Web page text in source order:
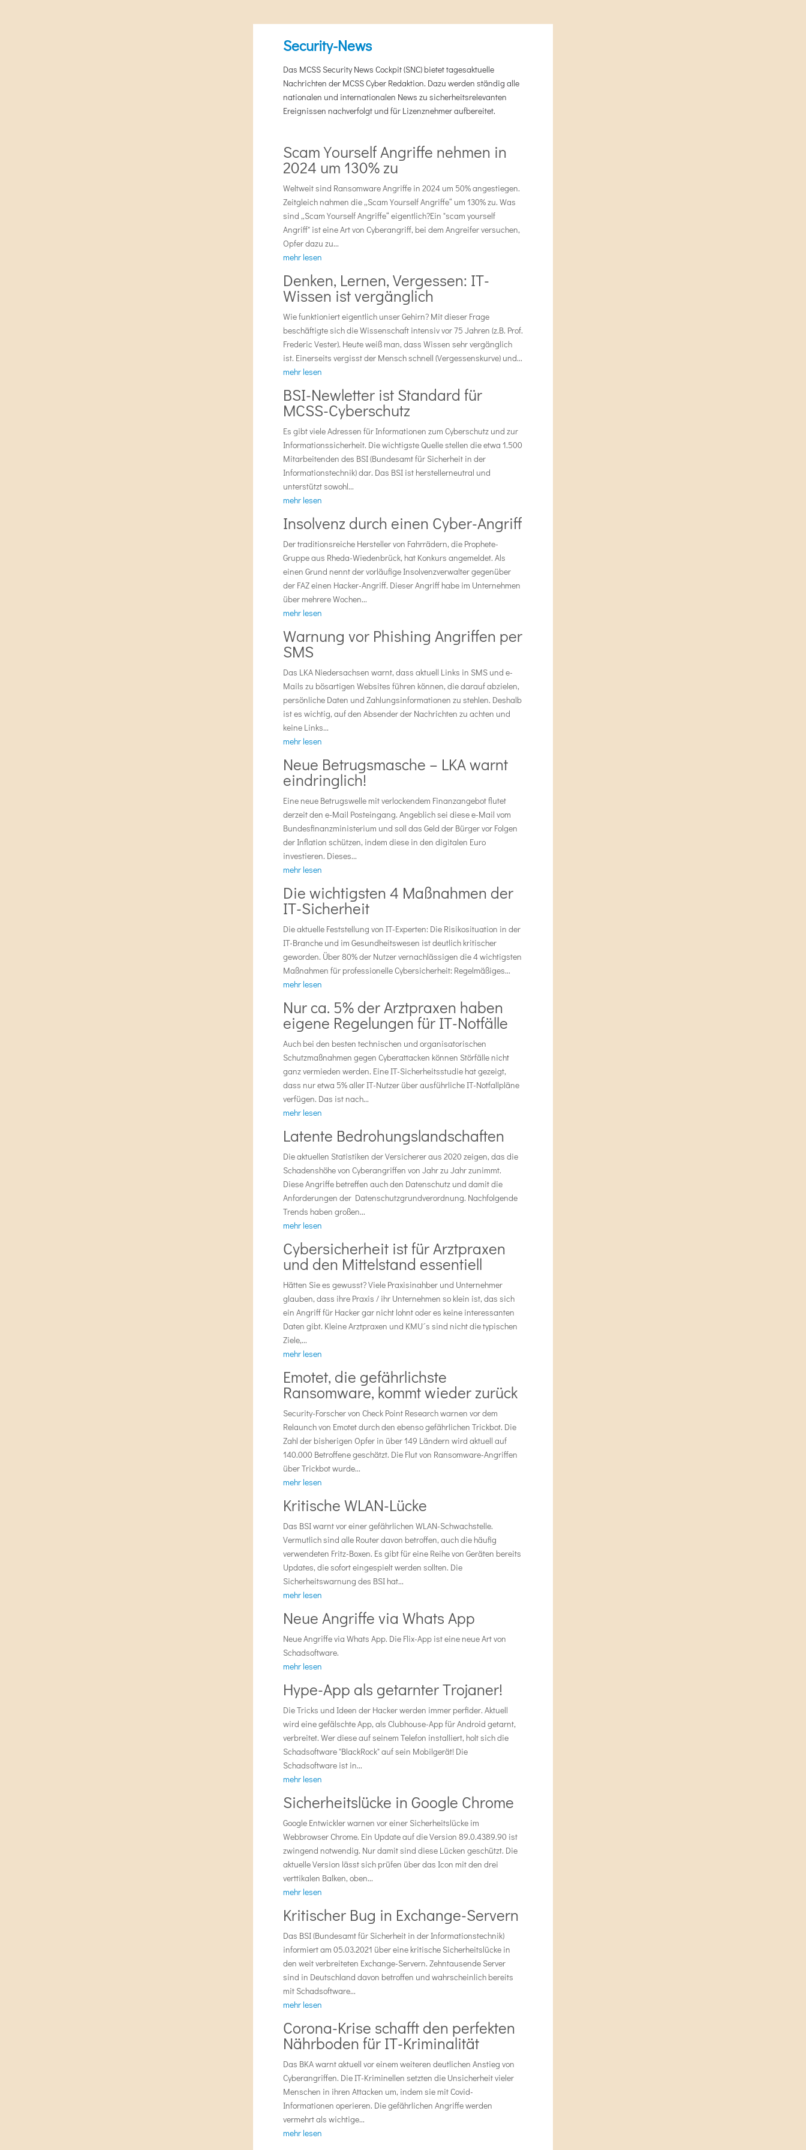
Security-News
Das MCSS Security News Cockpit (SNC) bietet tagesaktuelle
Nachrichten der MCSS Cyber Redaktion. Dazu werden ständig alle
nationalen und internationalen News zu sicherheitsrelevanten
Ereignissen nachverfolgt und für Lizenznehmer aufbereitet.
Scam Yourself Angriffe nehmen in
2024 um 130% zu
Weltweit sind Ransomware Angriffe in 2024 um 50% angestiegen.
Zeitgleich nahmen die „Scam Yourself Angriffe“ um 130% zu. Was
sind „Scam Yourself Angriffe“ eigentlich?Ein "scam yourself
Angriff" ist eine Art von Cyberangriff, bei dem Angreifer versuchen,
Opfer dazu zu...
mehr lesen
Denken, Lernen, Vergessen: IT-
Wissen ist vergänglich
Wie funktioniert eigentlich unser Gehirn? Mit dieser Frage
beschäftigte sich die Wissenschaft intensiv vor 75 Jahren (z.B. Prof.
Frederic Vester). Heute weiß man, dass Wissen sehr vergänglich
ist. Einerseits vergisst der Mensch schnell (Vergessenskurve) und...
mehr lesen
BSI-Newletter ist Standard für
MCSS-Cyberschutz
Es gibt viele Adressen für Informationen zum Cyberschutz und zur
Informationssicherheit. Die wichtigste Quelle stellen die etwa 1.500
Mitarbeitenden des BSI (Bundesamt für Sicherheit in der
Informationstechnik) dar. Das BSI ist herstellerneutral und
unterstützt sowohl...
mehr lesen
Insolvenz durch einen Cyber-Angriff
Der traditionsreiche Hersteller von Fahrrädern, die Prophete-
Gruppe aus Rheda-Wiedenbrück, hat Konkurs angemeldet. Als
einen Grund nennt der vorläufige Insolvenzverwalter gegenüber
der FAZ einen Hacker-Angriff. Dieser Angriff habe im Unternehmen
über mehrere Wochen...
mehr lesen
Warnung vor Phishing Angriffen per
SMS
Das LKA Niedersachsen warnt, dass aktuell Links in SMS und e-
Mails zu bösartigen Websites führen können, die darauf abzielen,
persönliche Daten und Zahlungsinformationen zu stehlen. Deshalb
ist es wichtig, auf den Absender der Nachrichten zu achten und
keine Links...
mehr lesen
Neue Betrugsmasche – LKA warnt
eindringlich!
Eine neue Betrugswelle mit verlockendem Finanzangebot flutet
derzeit den e-Mail Posteingang. Angeblich sei diese e-Mail vom
Bundesfinanzministerium und soll das Geld der Bürger vor Folgen
der Inflation schützen, indem diese in den digitalen Euro
investieren. Dieses...
mehr lesen
Die wichtigsten 4 Maßnahmen der
IT-Sicherheit
Die aktuelle Feststellung von IT-Experten: Die Risikosituation in der
IT-Branche und im Gesundheitswesen ist deutlich kritischer
geworden. Über 80% der Nutzer vernachlässigen die 4 wichtigsten
Maßnahmen für professionelle Cybersicherheit: Regelmäßiges...
mehr lesen
Nur ca. 5% der Arztpraxen haben
eigene Regelungen für IT-Notfälle
Auch bei den besten technischen und organisatorischen
Schutzmaßnahmen gegen Cyberattacken können Störfälle nicht
ganz vermieden werden. Eine IT-Sicherheitsstudie hat gezeigt,
dass nur etwa 5% aller IT-Nutzer über ausführliche IT-Notfallpläne
verfügen. Das ist nach...
mehr lesen
Latente Bedrohungslandschaften
Die aktuellen Statistiken der Versicherer aus 2020 zeigen, das die
Schadenshöhe von Cyberangriffen von Jahr zu Jahr zunimmt.
Diese Angriffe betreffen auch den Datenschutz und damit die
Anforderungen der Datenschutzgrundverordnung. Nachfolgende
Trends haben großen...
mehr lesen
Cybersicherheit ist für Arztpraxen
und den Mittelstand essentiell
Hätten Sie es gewusst? Viele Praxisinahber und Unternehmer
glauben, dass ihre Praxis / ihr Unternehmen so klein ist, das sich
ein Angriff für Hacker gar nicht lohnt oder es keine interessanten
Daten gibt. Kleine Arztpraxen und KMU´s sind nicht die typischen
Ziele,...
mehr lesen
Emotet, die gefährlichste
Ransomware, kommt wieder zurück
Security-Forscher von Check Point Research warnen vor dem
Relaunch von Emotet durch den ebenso gefährlichen Trickbot. Die
Zahl der bisherigen Opfer in über 149 Ländern wird aktuell auf
140.000 Betroffene geschätzt. Die Flut von Ransomware-Angriffen
über Trickbot wurde...
mehr lesen
Kritische WLAN-Lücke
Das BSI warnt vor einer gefährlichen WLAN-Schwachstelle.
Vermutlich sind alle Router davon betroffen, auch die häufig
verwendeten Fritz-Boxen. Es gibt für eine Reihe von Geräten bereits
Updates, die sofort eingespielt werden sollten. Die
Sicherheitswarnung des BSI hat...
mehr lesen
Neue Angriffe via Whats App
Neue Angriffe via Whats App. Die Flix-App ist eine neue Art von
Schadsoftware.
mehr lesen
Hype-App als getarnter Trojaner!
Die Tricks und Ideen der Hacker werden immer perfider. Aktuell
wird eine gefälschte App, als Clubhouse-App für Android getarnt,
verbreitet. Wer diese auf seinem Telefon installiert, holt sich die
Schadsoftware "BlackRock" auf sein Mobilgerät! Die
Schadsoftware ist in...
mehr lesen
Sicherheitslücke in Google Chrome
Google Entwickler warnen vor einer Sicherheitslücke im
Webbrowser Chrome. Ein Update auf die Version 89.0.4389.90 ist
zwingend notwendig. Nur damit sind diese Lücken geschützt. Die
aktuelle Version lässt sich prüfen über das Icon mit den drei
verttikalen Balken, oben...
mehr lesen
Kritischer Bug in Exchange-Servern
Das BSI (Bundesamt für Sicherheit in der Informationstechnik)
informiert am 05.03.2021 über eine kritische Sicherheitslücke in
den weit verbreiteten Exchange-Servern. Zehntausende Server
sind in Deutschland davon betroffen und wahrscheinlich bereits
mit Schadsoftware...
mehr lesen
Corona-Krise schafft den perfekten
Nährboden für IT-Kriminalität
Das BKA warnt aktuell vor einem weiteren deutlichen Anstieg von
Cyberangriffen. Die IT-Kriminellen setzten die Unsicherheit vieler
Menschen in ihren Attacken um, indem sie mit Covid-
Informationen operieren. Die gefährlichen Angriffe werden
vermehrt als wichtige...
mehr lesen